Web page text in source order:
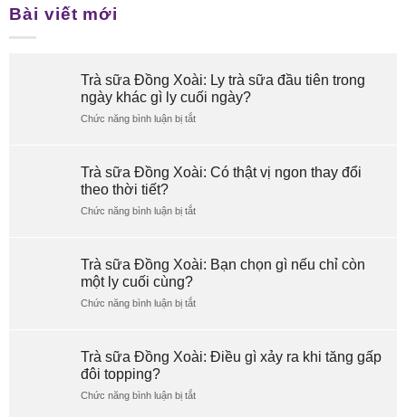
Bài viết mới
Trà sữa Đồng Xoài: Ly trà sữa đầu tiên trong
ngày khác gì ly cuối ngày?
Chức năng bình luận bị tắtở
Đồng
Xoài:
trà
tiên
trong
khác
cuối
ngày?
Trà sữa Đồng Xoài: Có thật vị ngon thay đổi
theo thời tiết?
Chức năng bình luận bị tắtở
Đồng
Xoài:
thật
thay
đổi
thời
Trà sữa Đồng Xoài: Bạn chọn gì nếu chỉ còn
một ly cuối cùng?
Chức năng bình luận bị tắtở
Đồng
Xoài:
chọn
Trà sữa Đồng Xoài: Điều gì xảy ra khi tăng gấp
đôi topping?
Chức năng bình luận bị tắtở